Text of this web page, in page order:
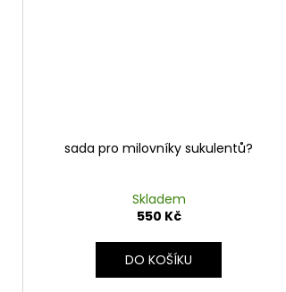
sada pro milovníky sukulentů?
Skladem
550 Kč
DO KOŠÍKU